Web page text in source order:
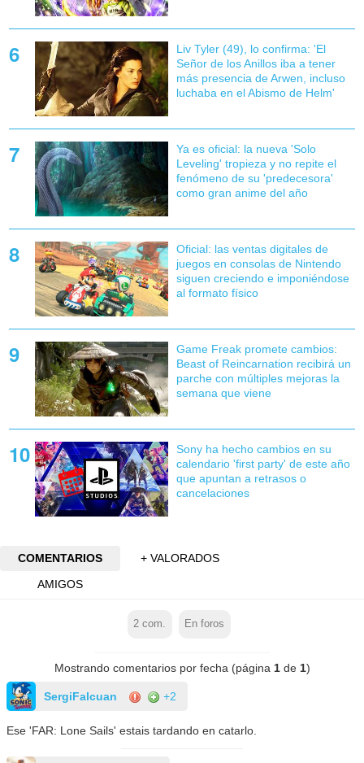
Liv Tyler (49), lo confirma: 'El
Señor de los Anillos iba a tener
más presencia de Arwen, incluso
luchaba en el Abismo de Helm'
Ya es oficial: la nueva 'Solo
Leveling' tropieza y no repite el
fenómeno de su 'predecesora'
como gran anime del año
Oficial: las ventas digitales de
juegos en consolas de Nintendo
siguen creciendo e imponiéndose
al formato físico
Game Freak promete cambios:
Beast of Reincarnation recibirá un
parche con múltiples mejoras la
semana que viene
Sony ha hecho cambios en su
calendario 'first party' de este año
que apuntan a retrasos o
cancelaciones
COMENTARIOS
+ VALORADOS
AMIGOS
2 com. En foros
Mostrando comentarios por fecha (página 1de 1)
SergiFalcuan +2
Ese 'FAR: Lone Sails' estais tardando en catarlo.